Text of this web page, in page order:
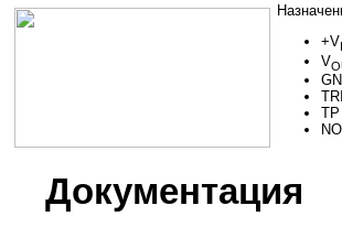
+V
V
Документация